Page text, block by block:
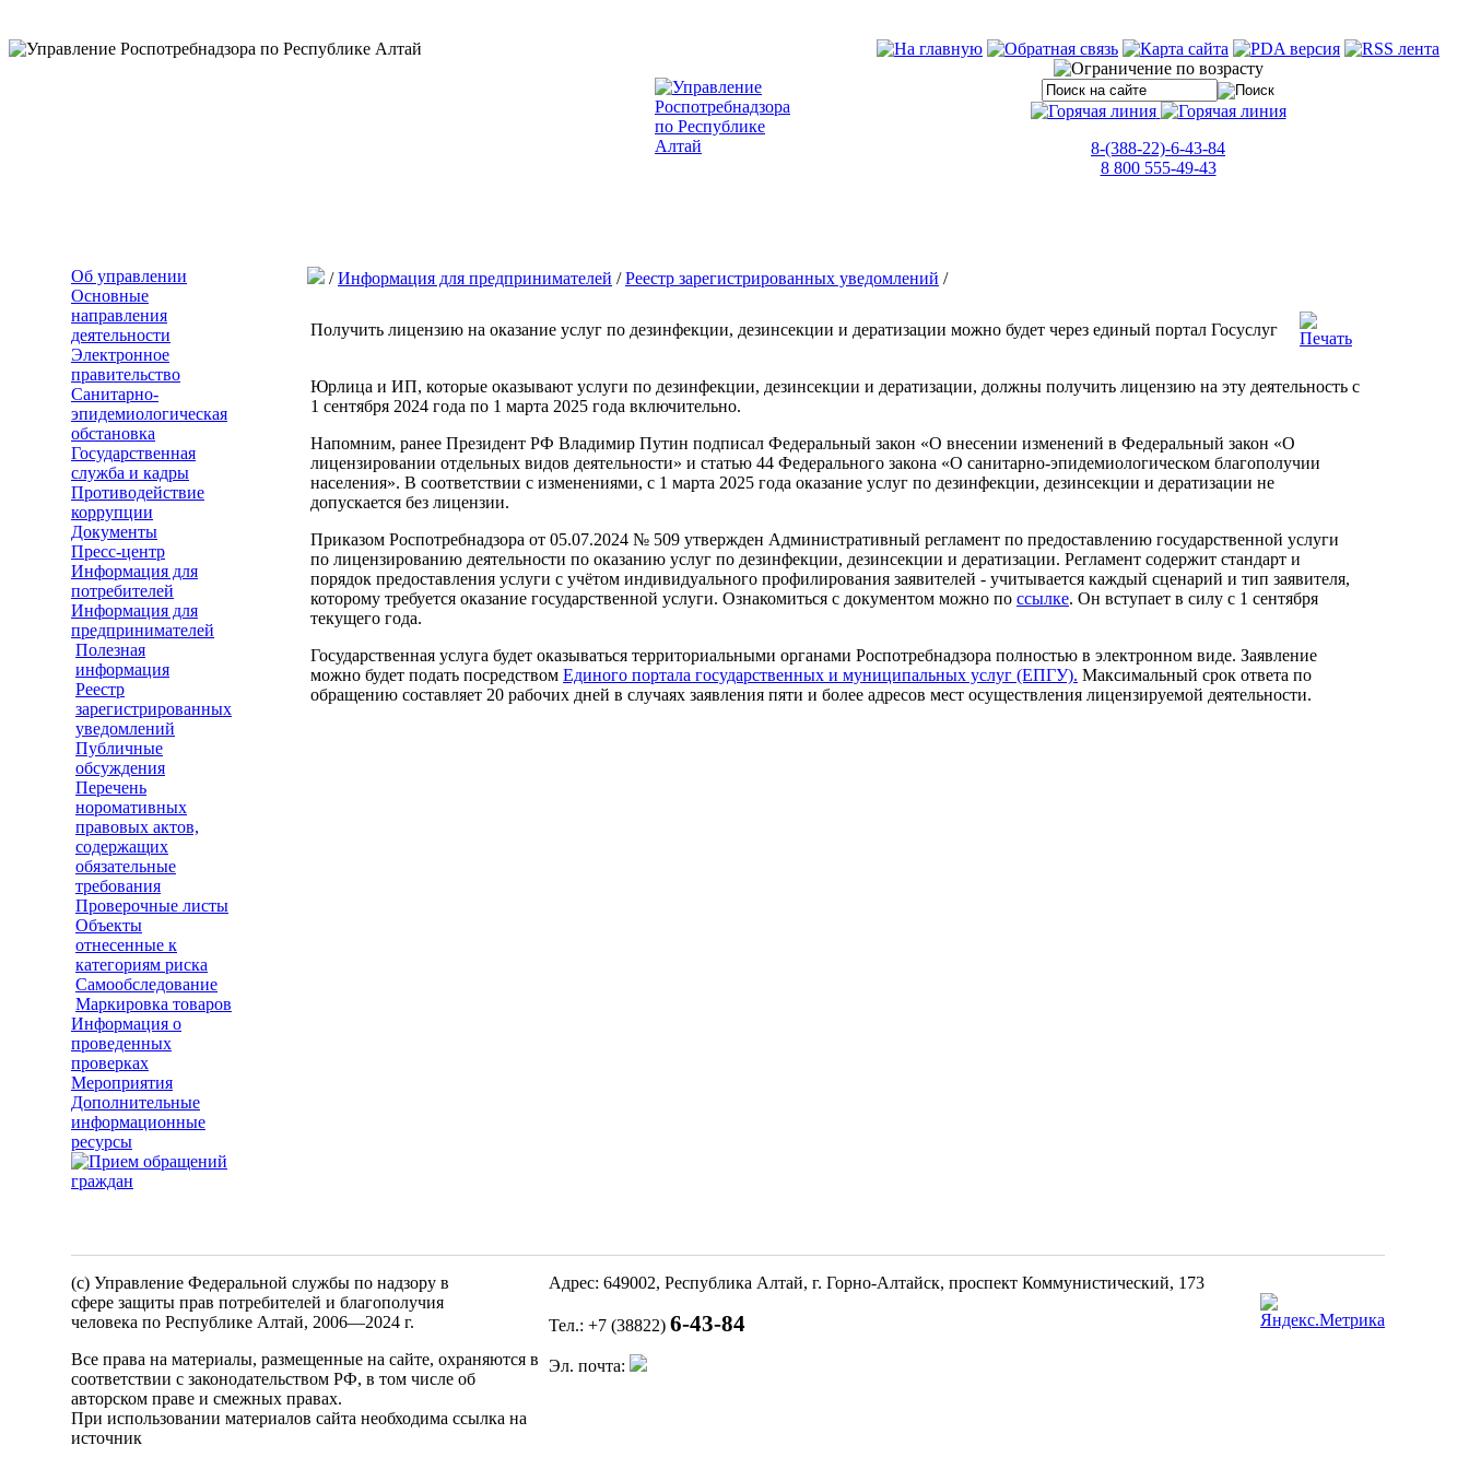
8-(388-22)-6-43-84
8 800 555-49-43
Об управлении
Основные
направления
деятельности
Электронное
правительство
Санитарно-
эпидемиологическая
обстановка
Государственная
служба и кадры
Противодействие
коррупции
Документы
Пресс-центр
Информация для
потребителей
Информация для
предпринимателей
Полезная
информация
Реестр
зарегистрированных
уведомлений
Публичные
обсуждения
Перечень
норомативных
правовых актов,
содержащих
обязательные
требования
Проверочные листы
Объекты
отнесенные к
категориям риска
Самообследование
Маркировка товаров
Информация о
проведенных
проверках
Мероприятия
Дополнительные
информационные
ресурсы
/Информация для предпринимателей /Реестр зарегистрированных уведомлений /
Получить лицензию на оказание услуг по дезинфекции, дезинсекции и дератизации можно будет через единый портал Госуслуг
Юрлица и ИП, которые оказывают услуги по дезинфекции, дезинсекции и дератизации, должны получить лицензию на эту деятельность с
1 сентября 2024 года по 1 марта 2025 года включительно.
Напомним, ранее Президент РФ Владимир Путин подписал Федеральный закон «О внесении изменений в Федеральный закон «О
лицензировании отдельных видов деятельности» и статью 44 Федерального закона «О санитарно-эпидемиологическом благополучии
населения». В соответствии с изменениями, с 1 марта 2025 года оказание услуг по дезинфекции, дезинсекции и дератизации не
допускается без лицензии.
Приказом Роспотребнадзора от 05.07.2024 № 509 утвержден Административный регламент по предоставлению государственной услуги
по лицензированию деятельности по оказанию услуг по дезинфекции, дезинсекции и дератизации. Регламент содержит стандарт и
порядок предоставления услуги с учётом индивидуального профилирования заявителей - учитывается каждый сценарий и тип заявителя,
которому требуется оказание государственной услуги. Ознакомиться с документом можно по ссылке. Он вступает в силу с 1 сентября
текущего года.
Государственная услуга будет оказываться территориальными органами Роспотребнадзора полностью в электронном виде. Заявление
можно будет подать посредством Единого портала государственных и муниципальных услуг (ЕПГУ). Максимальный срок ответа по
обращению составляет 20 рабочих дней в случаях заявления пяти и более адресов мест осуществления лицензируемой деятельности.
(c) Управление Федеральной службы по надзору в
сфере защиты прав потребителей и благополучия
человека по Республике Алтай, 2006—2024 г.
Все права на материалы, размещенные на сайте, охраняются в
соответствии с законодательством РФ, в том числе об
авторском праве и смежных правах.
При использовании материалов сайта необходима ссылка на
источник
Адрес: 649002, Республика Алтай, г. Горно-Алтайск, проспект Коммунистический, 173
Тел.: +7 (38822) 6-43-84
Эл. почта: